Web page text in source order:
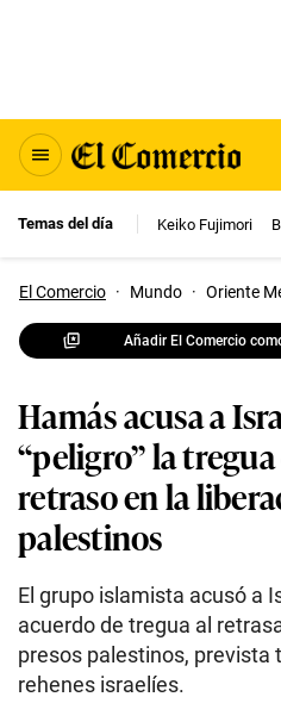
Temas del día Keiko Fujimori
El Comercio · Mundo · Oriente
Añadir El Comercio
Hamás acusa a
“peligro” la
retraso en la
palestinos
El grupo islamista acusó a
acuerdo de tregua al
presos palestinos, prevista
rehenes israelíes.